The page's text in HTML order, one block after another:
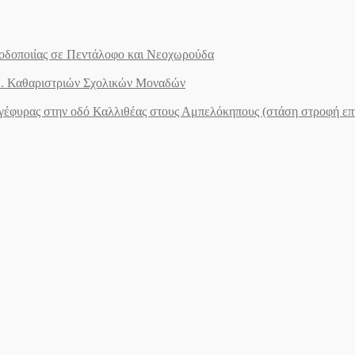
σε Πεντάλοφο και Νεοχωρούδα
Καθαριστριών Σχολικών Μοναδών
στην οδό Καλλιθέας στους Αμπελόκηπους (στάση στροφή